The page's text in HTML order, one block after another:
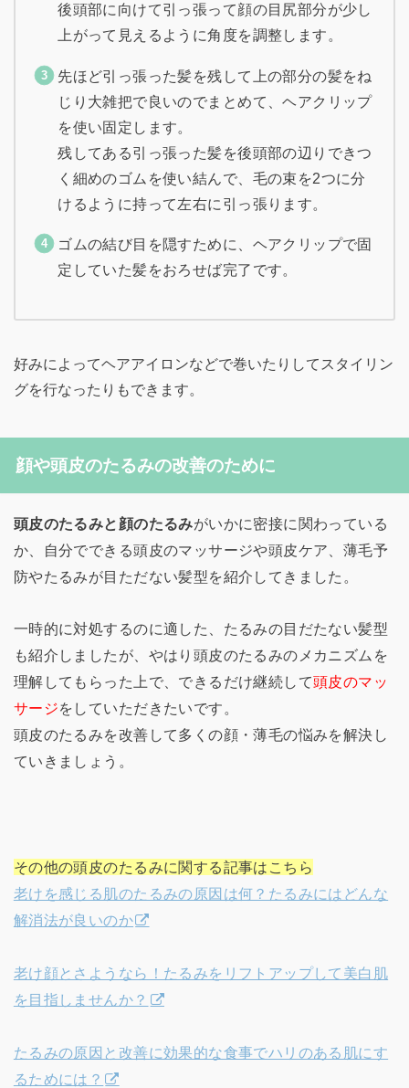
後頭部に向けて引っ張って顔の目尻部分が少し
上がって見えるように角度を調整します。
先ほど引っ張った髪を残して上の部分の髪をね
じり大雑把で良いのでまとめて、ヘアクリップ
を使い固定します。
残してある引っ張った髪を後頭部の辺りできつ
く細めのゴムを使い結んで、毛の束を2つに分
けるように持って左右に引っ張ります。
ゴムの結び目を隠すために、ヘアクリップで固
定していた髪をおろせば完了です。
好みによってヘアアイロンなどで巻いたりしてスタイリン
グを行なったりもできます。
顔や頭皮のたるみの改善のために
頭皮のたるみと顔のたるみがいかに密接に関わっている
か、自分でできる頭皮のマッサージや頭皮ケア、薄毛予
防やたるみが目ただない髪型を紹介してきました。
一時的に対処するのに適した、たるみの目だたない髪型
も紹介しましたが、やはり頭皮のたるみのメカニズムを
理解してもらった上で、できるだけ継続して頭皮のマッ
サージをしていただきたいです。
頭皮のたるみを改善して多くの顔・薄毛の悩みを解決し
ていきましょう。
その他の頭皮のたるみに関する記事はこちら
老けを感じる肌のたるみの原因は何？たるみにはどんな
解消法が良いのか
老け顔とさようなら！たるみをリフトアップして美白肌
を目指しませんか？
たるみの原因と改善に効果的な食事でハリのある肌にす
るためには？